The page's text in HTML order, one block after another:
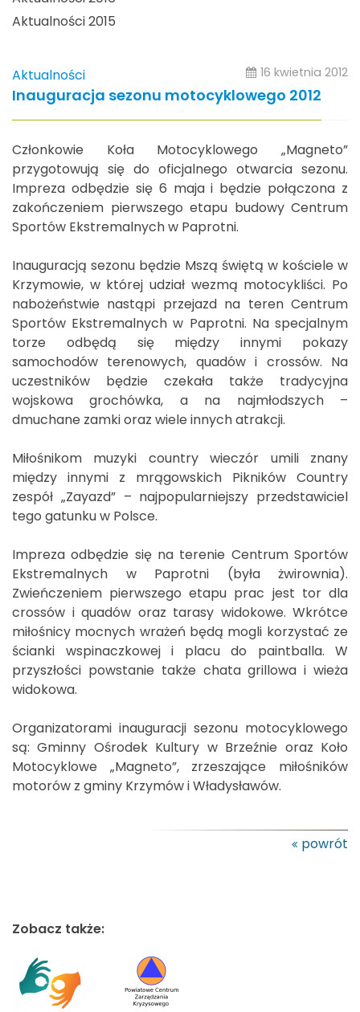
Aktualności 2015
Aktualności 16 kwietnia 2012
Inauguracja sezonu motocyklowego 2012
Członkowie Koła Motocyklowego „Magneto”
przygotowują się do oficjalnego otwarcia sezonu.
Impreza odbędzie się 6 maja i będzie połączona z
zakończeniem pierwszego etapu budowy Centrum
Sportów Ekstremalnych w Paprotni.
Inauguracją sezonu będzie Mszą świętą w kościele w
Krzymowie, w której udział wezmą motocykliści. Po
nabożeństwie nastąpi przejazd na teren Centrum
Sportów Ekstremalnych w Paprotni. Na specjalnym
torze odbędą się między innymi pokazy
samochodów terenowych, quadów i crossów. Na
uczestników będzie czekała także tradycyjna
wojskowa grochówka, a na najmłodszych –
dmuchane zamki oraz wiele innych atrakcji.
Miłośnikom muzyki country wieczór umili znany
między innymi z mrągowskich Pikników Country
zespół „Zayazd” – najpopularniejszy przedstawiciel
tego gatunku w Polsce.
Impreza odbędzie się na terenie Centrum Sportów
Ekstremalnych w Paprotni (była żwirownia).
Zwieńczeniem pierwszego etapu prac jest tor dla
crossów i quadów oraz tarasy widokowe. Wkrótce
miłośnicy mocnych wrażeń będą mogli korzystać ze
ścianki wspinaczkowej i placu do paintballa. W
przyszłości powstanie także chata grillowa i wieża
widokowa.
Organizatorami inauguracji sezonu motocyklowego
są: Gminny Ośrodek Kultury w Brzeźnie oraz Koło
Motocyklowe „Magneto”, zrzeszające miłośników
motorów z gminy Krzymów i Władysławów.
powrót
Zobacz także: